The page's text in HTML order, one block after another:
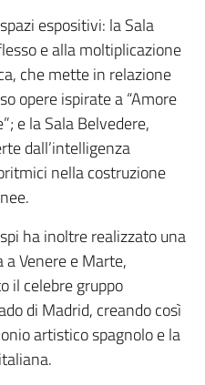
espositivi: la Sala
e alla moltiplicazione
che mette in relazione
opere ispirate a “Amore
e la Sala Belvedere,
dall’intelligenza
nella costruzione
ha inoltre realizzato una
Venere e Marte,
il celebre gruppo
di Madrid, creando così
artistico spagnolo e la